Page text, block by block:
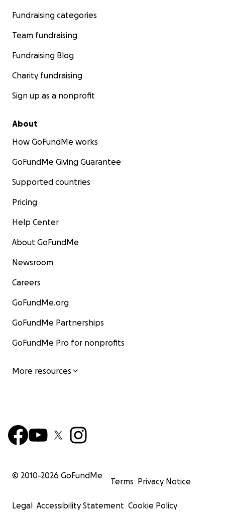
Fundraising categories
Team fundraising
Fundraising Blog
Charity fundraising
Sign up as a nonprofit
About
How GoFundMe works
GoFundMe Giving Guarantee
Supported countries
Pricing
Help Center
About GoFundMe
Newsroom
Careers
GoFundMe.org
GoFundMe Partnerships
GoFundMe Pro for nonprofits
More resources
© 2010-2026 GoFundMe
Terms Privacy Notice
Legal Accessibility Statement Cookie Policy